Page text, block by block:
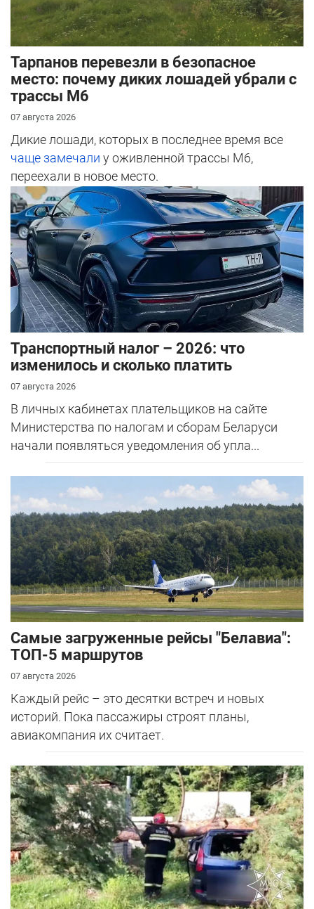
Тарпанов перевезли в безопасное
место: почему диких лошадей убрали с
трассы М6
07 августа 2026
Дикие лошади, которых в последнее время все
чаще замечали у оживленной трассы М6,
переехали в новое место.
Транспортный налог – 2026: что
изменилось и сколько платить
07 августа 2026
В личных кабинетах плательщиков на сайте
Министерства по налогам и сборам Беларуси
начали появляться уведомления об упла...
Самые загруженные рейсы "Белавиа":
ТОП-5 маршрутов
07 августа 2026
Каждый рейс – это десятки встреч и новых
историй. Пока пассажиры строят планы,
авиакомпания их считает.